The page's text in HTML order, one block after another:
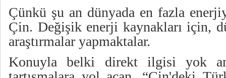
Çünkü şu an dünyada en fazla
Çin. Değişik enerji kaynakları için,
araştırmalar yapmaktalar.
Konuyla belki direkt ilgisi yok